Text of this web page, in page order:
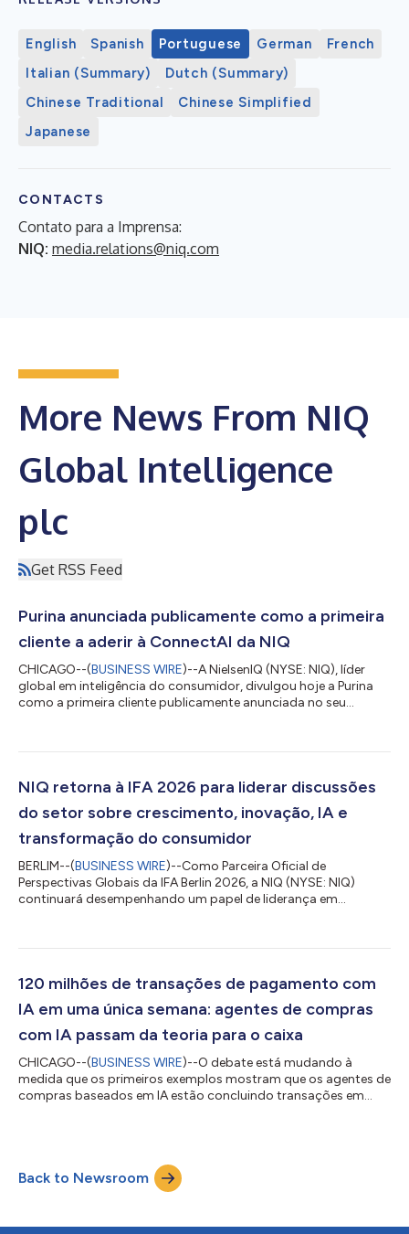
English Spanish Portuguese German
French
Italian (Summary)
Dutch (Summary)
Chinese Traditional
Chinese Simplified
Japanese
CONTACTS
Contato para a Imprensa:
NIQ: media.relations@niq.com
More News From NIQ
Global Intelligence
plc
Get RSS Feed
Purina anunciada publicamente como a primeira
cliente a aderir à ConnectAI da NIQ
CHICAGO--(BUSINESS WIRE)--A NielsenIQ (NYSE: NIQ), líder
global em inteligência do consumidor, divulgou hoje a Purina
como a primeira cliente publicamente anunciada no seu
organizações globais nas áreas de cuidado pessoal, cuidado
anúncios de mais clientes e estudos de caso esperados à
medida que os engajamentos evoluem. Através da ConnectAI,...
NIQ retorna à IFA 2026 para liderar discussões
do setor sobre crescimento, inovação, IA e
transformação do consumidor
BERLIM--(BUSINESS WIRE)--Como Parceira Oficial de
Perspectivas Globais da IFA Berlin 2026, a NIQ (NYSE: NIQ)
continuará desempenhando um papel de liderança em
as forças que remodelam o crescimento, a inovação e o
executivos, mesas redondas, inteligência de mercado exclusiva
e interações estratégicas com clientes (incluindo a...
120 milhões de transações de pagamento com
IA em uma única semana: agentes de compras
com IA passam da teoria para o caixa
CHICAGO--(BUSINESS WIRE)--O debate está mudando à
medida que os primeiros exemplos mostram que os agentes de
compras baseados em IA estão concluindo transações em
comércio: onde o Oriente encontra o Ocidente) aponta que o
comércio por meio de agentes deixa de ser uma experiência
experimental para se tornar uma infraestrut...
Back to Newsroom